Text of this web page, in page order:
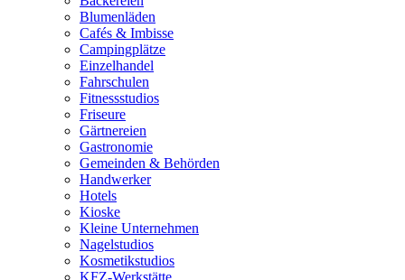
Blumenläden
Cafés & Imbisse
Campingplätze
Einzelhandel
Fahrschulen
Fitnessstudios
Friseure
Gärtnereien
Gastronomie
Gemeinden & Behörden
Handwerker
Hotels
Kioske
Kleine Unternehmen
Nagelstudios
Kosmetikstudios
KFZ-Werkstätte